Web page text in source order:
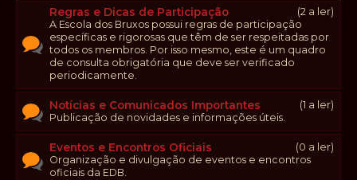
Regras e Dicas de Participação
(2 a ler)
A Escola dos Bruxos possui regras de participação
específicas e rigorosas que têm de ser respeitadas por
todos os membros. Por isso mesmo, este é um quadro
de consulta obrigatória que deve ser verificado
periodicamente.
Notícias e Comunicados Importantes
(1 a ler)
Publicação de novidades e informações úteis.
Eventos e Encontros Oficiais
(0 a ler)
Organização e divulgação de eventos e encontros
oficiais da EDB.